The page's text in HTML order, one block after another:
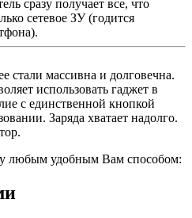
сразу получает все, что
сетевое ЗУ (годится
стали массивна и долговечна.
использовать гаджет в
с единственной кнопкой
Заряда хватает надолго.
любым удобным Вам способом: